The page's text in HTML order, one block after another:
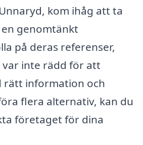
kom ihåg att ta
genomtänkt
på deras referenser,
inte rädd för att
rätt information och
flera alternativ, kan du
företaget för dina